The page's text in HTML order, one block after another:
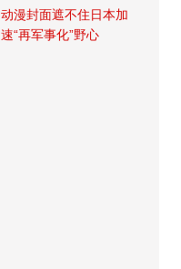
动漫封面遮不住日本加
速“再军事化”野心